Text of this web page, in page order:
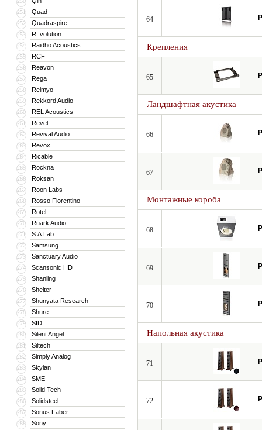
251 Quad
252 Quadraspire
253 R_volution
254 Raidho Acoustics
255 RCF
256 Reavon
257 Rega
258 Reimyo
259 Rekkord Audio
260 REL Acoustics
261 Revel
262 Revival Audio
263 Revox
264 Ricable
265 Rockna
266 Roksan
267 Roon Labs
268 Rosso Fiorentino
269 Rotel
270 Ruark Audio
271 S.A.Lab
272 Samsung
273 Sanctuary Audio
274 Scansonic HD
275 Shanling
276 Shelter
277 Shunyata Research
278 Shure
279 SID
280 Silent Angel
281 Siltech
282 Simply Analog
283 Skylan
284 SME
285 Solid Tech
286 Solidsteel
287 Sonus Faber
288 Sony
64
Крепления
65
Ландшафтная акустика
66
67
Монтажные короба
68
69
70
Напольная акустика
71
72